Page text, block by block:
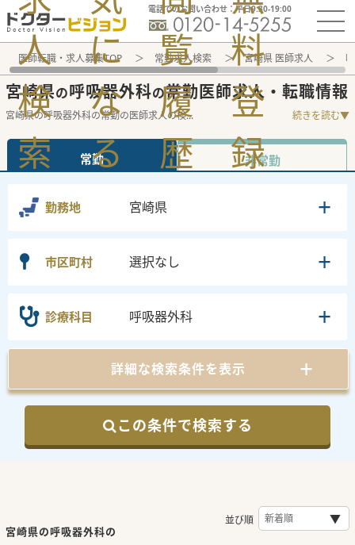
電話でのお問い合わせ：平日9:30-19:00
人
検
索
に
な
る
覧
履
歴
料
登
録
医師転職・求人募集TOP 常勤求人検索 宮崎県 医師求人
宮崎県の呼吸器外科の常勤医師求人・転職情報
宮崎県の呼吸器外科の常勤の医師求人の検... 続きを読む▼
常勤 非常勤
勤務地 宮崎県
市区町村 選択なし
診療科目 呼吸器外科
詳細な検索条件を表示
この条件で検索する
宮崎県の呼吸器外科の
並び順